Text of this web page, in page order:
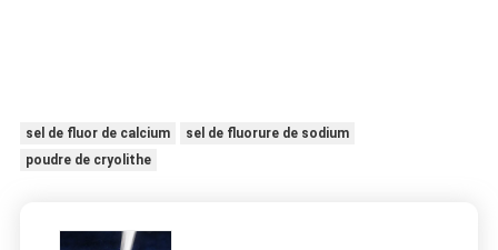
sel de fluor de calcium
sel de fluorure de sodium
poudre de cryolithe